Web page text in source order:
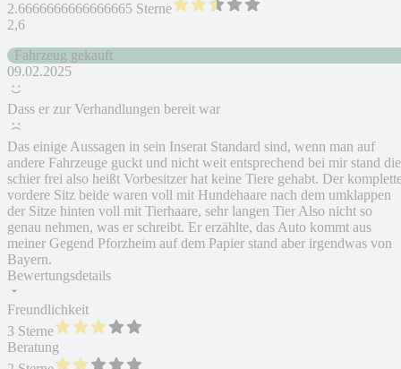
2.6666666666666665 Sterne
2,6
Fahrzeug gekauft
09.02.2025
Dass er zur Verhandlungen bereit war
Das einige Aussagen in sein Inserat Standard sind, wenn man auf
andere Fahrzeuge guckt und nicht weit entsprechend bei mir stand die
schier frei also heißt Vorbesitzer hat keine Tiere gehabt. Der
vordere Sitz beide waren voll mit Hundehaare nach dem umklappen
der Sitze hinten voll mit Tierhaare, sehr langen Tier Also nicht so
genau nehmen, was er schreibt. Er erzählte, das Auto kommt aus
meiner Gegend Pforzheim auf dem Papier stand aber irgendwas von
Bayern.
Bewertungsdetails
Freundlichkeit
3 Sterne
Beratung